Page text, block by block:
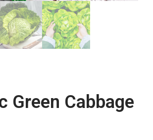
Green Cabbage